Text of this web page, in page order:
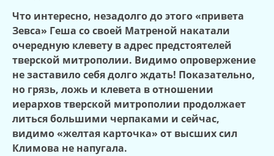
Что интересно, незадолго до этого «привета
Зевса» Геша со своей Матреной накатали
очередную клевету в адрес предстоятелей
тверской митрополии. Видимо опровержение
не заставило себя долго ждать! Показательно,
но грязь, ложь и клевета в отношении
иерархов тверской митрополии продолжает
литься большими черпаками и сейчас,
видимо «желтая карточка» от высших сил
Климова не напугала.